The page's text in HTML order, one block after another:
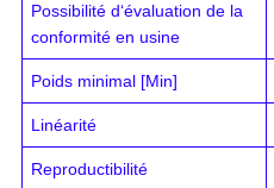
Possibilité d‘évaluation de la
conformité en usine
Poids minimal [Min]
Linéarité
Reproductibilité